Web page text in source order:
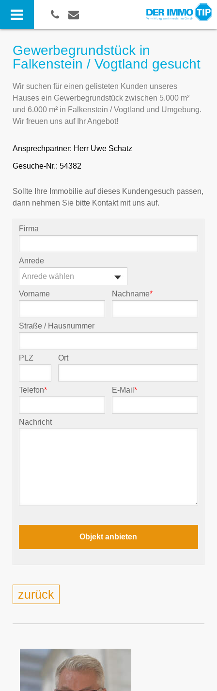
Gewerbegrundstück in
Falkenstein / Vogtland gesucht
Wir suchen für einen gelisteten Kunden unseres
Hauses ein Gewerbegrundstück zwischen 5.000 m²
und 6.000 m² in Falkenstein / Vogtland und Umgebung.
Wir freuen uns auf Ihr Angebot!
Ansprechpartner: Herr Uwe Schatz
Gesuche-Nr.: 54382
Sollte Ihre Immobilie auf dieses Kundengesuch passen,
dann nehmen Sie bitte Kontakt mit uns auf.
Firma
Anrede
Anrede wählen
Vorname Nachname*
Straße / Hausnummer
PLZ Ort
Telefon* E-Mail*
Nachricht
zurück